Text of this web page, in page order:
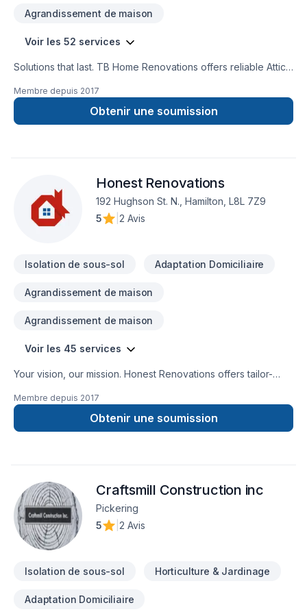
Agrandissement de maison
Voir les 52 services
Solutions that last. TB Home Renovations offers reliable Attic
Carpenter, Carpeting, Commercial, Commercial maintenance,
Demolition, Drywall taping, Exterior painting, Flooring,
Fourniture, Garage remodeling, General renovation, Glass
Ontario,Golden Horseshoe,Greater Toronto
Area,Southwestern Ontario. Working with us means enjoying
clear communication, expert advice, and excellent project
management. Start building your vision with confidence —
Membre depuis 2017
Obtenir une soumission
Honest Renovations
192 Hughson St. N., Hamilton, L8L 7Z9
5
2 Avis
Isolation de sous-sol Adaptation Domiciliaire
Agrandissement de maison
Agrandissement de maison
Voir les 45 services
Your vision, our mission. Honest Renovations offers tailor-
Carpeting, Demolition, Drywall taping, Exterior painting,
Fiberglass balcony, Floor staining, Flooring, Garage door,
General renovation, Gypsum, Heating, Home adaptation,
Central Ontario,Golden Horseshoe,Greater Toronto Area
clients. Our experienced team focuses on precision, quality
workmanship, and seamless client experience. Let's make
your project a reality — contact us today!
Membre depuis 2017
Obtenir une soumission
Craftsmill Construction inc
Pickering
5
2 Avis
Isolation de sous-sol Horticulture & Jardinage
Adaptation Domiciliaire